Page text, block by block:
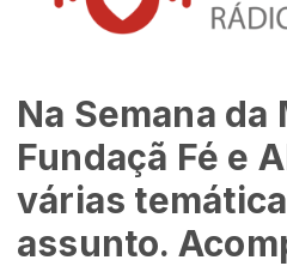
Na Semana da
Fundaçã Fé e
várias
assunto.